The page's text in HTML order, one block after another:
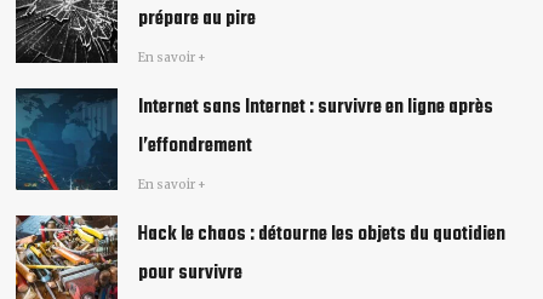
prépare au pire
En savoir +
Internet sans Internet : survivre en ligne après
l’effondrement
En savoir +
Hack le chaos : détourne les objets du quotidien
pour survivre